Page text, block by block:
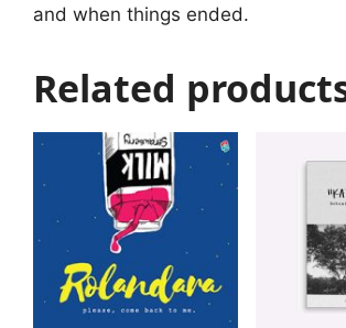
and when things ended.
Related